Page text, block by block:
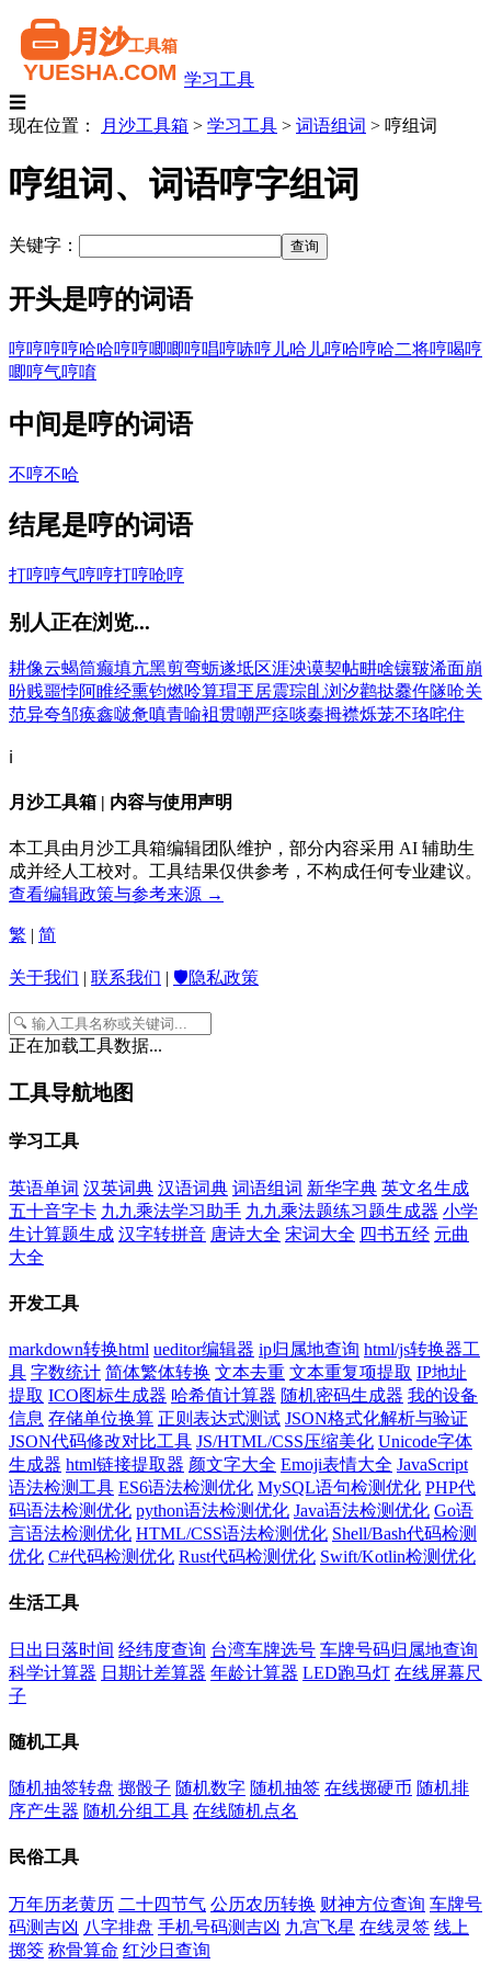
学习工具
☰
现在位置：
月沙工具箱 > 学习工具 > 词语组词 > 哼组词
哼组词、词语哼字组词
关键字：
开头是哼的词语
哼哼哼哼哈哈哼哼唧唧哼唱哼哧哼儿哈儿哼哈哼哈二将哼喝哼
唧哼气哼唷
中间是哼的词语
不哼不哈
结尾是哼的词语
打哼哼气哼哼打哼呛哼
别人正在浏览...
耕像云蝎筒癫填亢黑剪弯蛎遂坻区涯泱谟契帖畊啥镶皲浠面崩
昐贱噩悖阿睢经熏钧燃呤算瑁玊居震琮臫浏 汐鹳挞爨仵隧呛关
范异夸邹痪鑫啵惫嗔青喻袓贯嘲严痉啖秦拇襟烁茏不珞咤住
ℹ️
月沙工具箱 | 内容与使用声明
本工具由月沙工具箱编辑团队维护，部分内容采用 AI 辅助生
成并经人工校对。工具结果仅供参考，不构成任何专业建议。
查看编辑政策与参考来源 →
繁 | 简
关于我们 | 联系我们 | 🛡️隐私政策
正在加载工具数据...
工具导航地图
学习工具
英语单词 汉英词典 汉语词典 词语组词 新华字典 英文名生成
五十音字卡 九九乘法学习助手 九九乘法题练习题生成器 小学
生计算题生成 汉字转拼音 唐诗大全 宋词大全 四书五经 元曲
大全
开发工具
markdown转换html ueditor编辑器 ip归属地查询 html/js转换器工
具 字数统计 简体繁体转换 文本去重 文本重复项提取 IP地址
提取 ICO图标生成器 哈希值计算器 随机密码生成器 我的设备
信息 存储单位换算 正则表达式测试 JSON格式化解析与验证
JSON代码修改对比工具 JS/HTML/CSS压缩美化 Unicode字体
生成器 html链接提取器 颜文字大全 Emoji表情大全 JavaScript
语法检测工具 ES6语法检测优化 MySQL语句检测优化 PHP代
码语法检测优化 python语法检测优化 Java语法检测优化 Go语
言语法检测优化 HTML/CSS语法检测优化 Shell/Bash代码检测
优化 C#代码检测优化 Rust代码检测优化 Swift/Kotlin检测优化
生活工具
日出日落时间 经纬度查询 台湾车牌选号 车牌号码归属地查询
科学计算器 日期计差算器 年龄计算器 LED跑马灯 在线屏幕尺
子
随机工具
随机抽签转盘 掷骰子 随机数字 随机抽签 在线掷硬币 随机排
序产生器 随机分组工具 在线随机点名
民俗工具
万年历老黄历 二十四节气 公历农历转换 财神方位查询 车牌号
码测吉凶 八字排盘 手机号码测吉凶 九宫飞星 在线灵签 线上
掷筊 称骨算命 红沙日查询